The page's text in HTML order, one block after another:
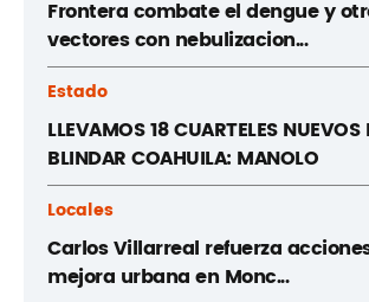
Frontera combate el dengue y
vectores con nebulizacion...
Estado
LLEVAMOS 18 CUARTELES NUEVOS
BLINDAR COAHUILA: MANOLO
Locales
Carlos Villarreal refuerza
mejora urbana en Monc...